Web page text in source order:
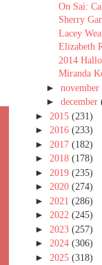
On Sai:
Sherry
Lacey
Elizabeth
2014
Miranda
►november
►december
► 2015 (231)
► 2016 (233)
► 2017 (182)
► 2018 (178)
► 2019 (235)
► 2020 (274)
► 2021 (286)
► 2022 (245)
► 2023 (257)
► 2024 (306)
► 2025 (318)